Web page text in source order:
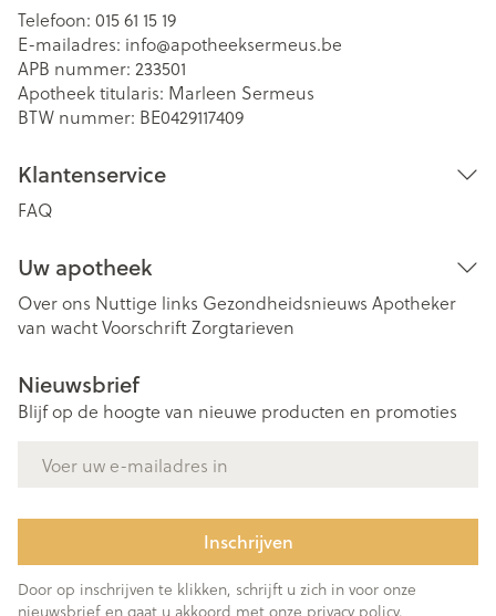
Telefoon: 015 61 15 19
E-mailadres: info@apotheeksermeus.be
APB nummer: 233501
Apotheek titularis: Marleen Sermeus
BTW nummer: BE0429117409
Klantenservice
FAQ
Uw apotheek
Over ons Nuttige links Gezondheidsnieuws Apotheker
van wachtVoorschriftZorgtarieven
Nieuwsbrief
Blijf op de hoogte van nieuwe producten en promoties
Inschrijven
Door op inschrijven te klikken, schrijft u zich in voor onze
nieuwsbrief en gaat u akkoord met onze privacy policy.